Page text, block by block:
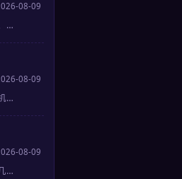
08-09
…
08-09
…
08-09
…